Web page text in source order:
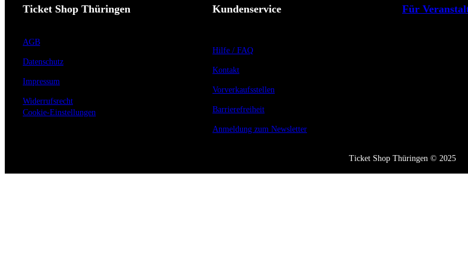
Ticket Shop Thüringen
AGB
Datenschutz
Impressum
Widerrufsrecht
Cookie-Einstellungen
Kundenservice
Hilfe / FAQ
Kontakt
Vorverkaufsstellen
Barrierefreiheit
Anmeldung zum Newsletter
Für
Ticket Shop Thüringen © 2025